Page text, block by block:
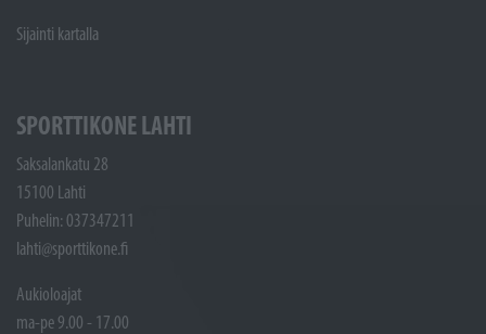
Sijainti kartalla
SPORTTIKONE LAHTI
Saksalankatu 28
15100 Lahti
Puhelin: 037347211
lahti@sporttikone.fi
Aukioloajat
ma-pe 9.00 - 17.00